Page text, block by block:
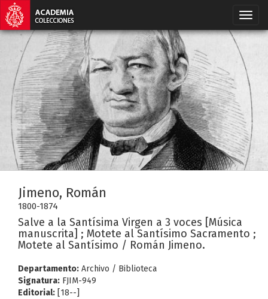
Jimeno, Román
1800-1874
Salve a la Santísima Virgen a 3 voces [Música
manuscrita] ; Motete al Santísimo Sacramento ;
Motete al Santísimo / Román Jimeno.
Departamento: Archivo / Biblioteca
Signatura: FJIM-949
Editorial: [18--]